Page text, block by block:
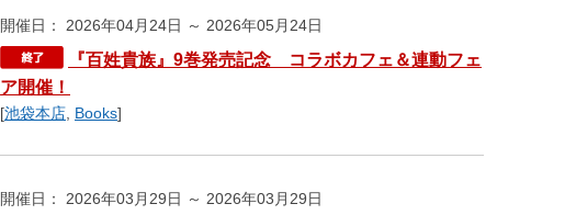
開催日： 2026年04月24日 ～ 2026年05月24日
『百姓貴族』9巻発売記念 コラボカフェ＆連動フェ
ア開催！
[池袋本店 Books]
開催日： 2026年03月29日 ～ 2026年03月29日